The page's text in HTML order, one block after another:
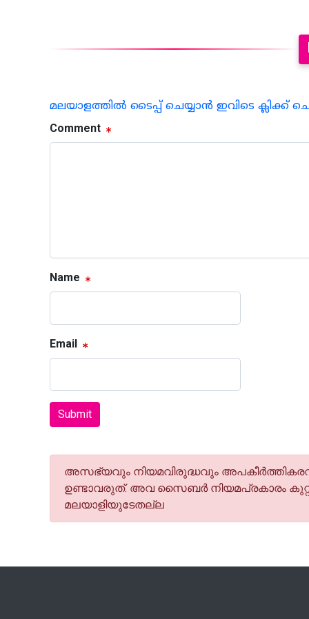
മലയാളത്തില്‍ ടൈപ്പ് ചെയ്യാന്‍ ഇവിടെ ക്ലിക്ക്
Comment
Name
Email
Submit
അസഭ്യവും നിയമവിരുദ്ധവും
ഉണ്ടാവരുത്. അവ സൈബര്‍ നിയമപ്രകാരം
മലയാളിയുടേതല്ല